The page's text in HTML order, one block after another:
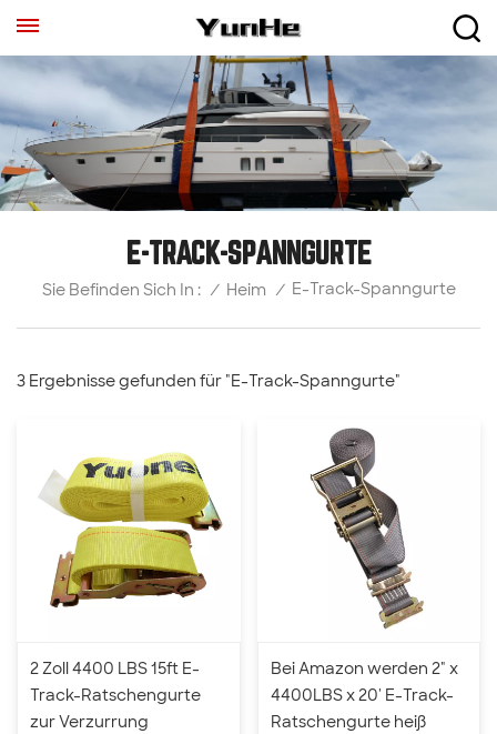
E-TRACK-SPANNGURTE
Sie Befinden Sich In : / Heim / E-Track-Spanngurte
3 Ergebnisse gefunden für "E-Track-Spanngurte"
2 Zoll 4400 LBS 15ft E-
Track-Ratschengurte
zur Verzurrung
Bei Amazon werden 2" x
4400LBS x 20' E-Track-
Ratschengurte heiß